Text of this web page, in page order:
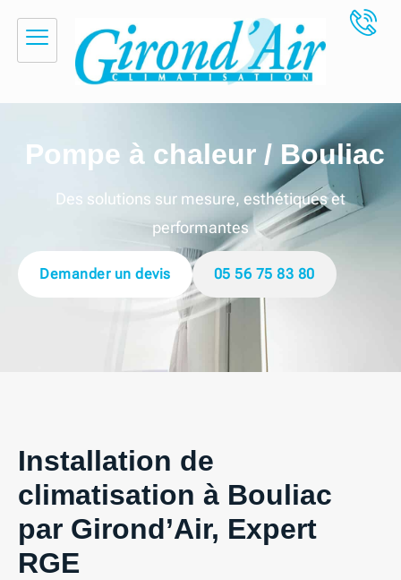
principal
Pompe à chaleur / Bouliac
Des solutions sur mesure, esthétiques et
performantes
Demander un devis 05 56 75 83 80
Installation de
climatisation à Bouliac
par Girond’Air, Expert
RGE